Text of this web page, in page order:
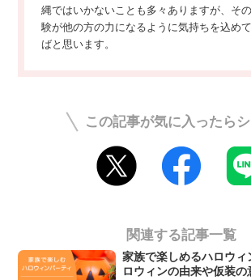
縄ではいかないことも多々ありますが、そ
験が他の方の力になるように気持ちを込め
ばと思います。
この記事が気に入ったら
関連する記事一覧
家族で楽しめるハロウ
ロウィンの由来や仮装の